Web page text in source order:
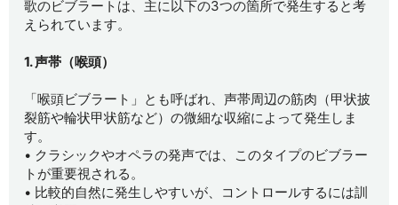
歌のビブラートは、主に以下の3つの箇所で発生すると考
えられています。
1. 声帯（喉頭）
「喉頭ビブラート」とも呼ばれ、声帯周辺の筋肉（甲状披
裂筋や輪状甲状筋など）の微細な収縮によって発生しま
す。
• クラシックやオペラの発声では、このタイプのビブラー
トが重要視される。
• 比較的自然に発生しやすいが、コントロールするには訓